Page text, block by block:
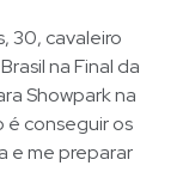
30, cavaleiro
na Final da
Showpark na
é conseguir os
e me preparar